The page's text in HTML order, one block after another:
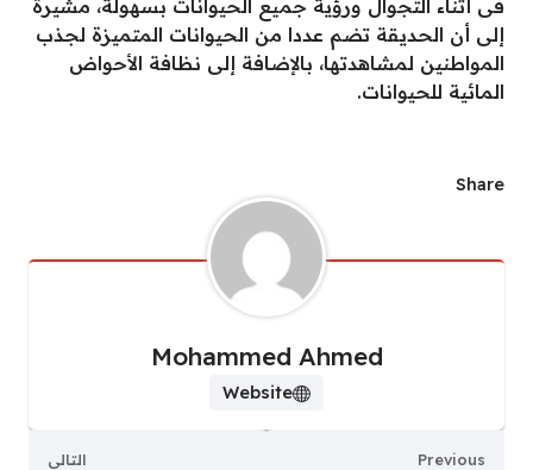
فى أثناء التجوال ورؤية جميع الحيوانات بسهولة، مشيرة
إلى أن الحديقة تضم عددا من الحيوانات المتميزة لجذب
المواطنين لمشاهدتها، بالإضافة إلى نظافة الأحواض
المائية للحيوانات.
Share
Mohammed Ahmed
Website
Previous التالي